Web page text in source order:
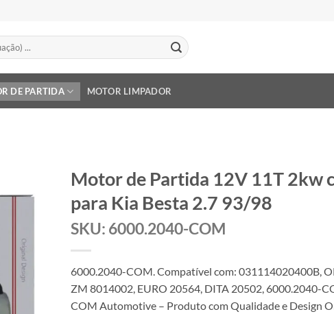
DE PARTIDA MOTOR LIMPADOR
Motor de Partida 12V 11T 2kw
para Kia Besta 2.7 93/98
SKU: 6000.2040-COM
6000.2040-COM. Compatível com: 031114020400B,
ZM 8014002, EURO 20564, DITA 20502, 6000.2040-
COM Automotive – Produto com Qualidade e Design